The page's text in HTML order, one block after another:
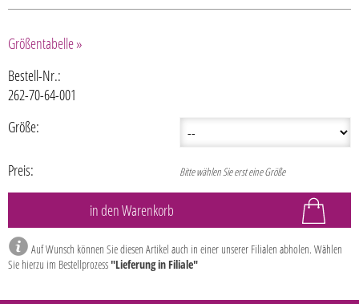
Größentabelle »
Bestell-Nr.:
262-70-64-001
Größe:
Preis: Bitte wählen Sie erst eine Größe
Auf Wunsch können Sie diesen Artikel auch in einer unserer Filialen abholen. Wählen
Sie hierzu im Bestellprozess"Lieferung in Filiale"